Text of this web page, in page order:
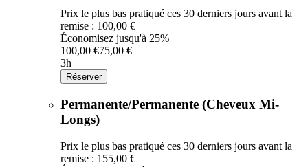
Prix le plus bas pratiqué ces 30 derniers jours avant la
remise : 100,00 €
Économisez jusqu'à 25%
100,00 €75,00 €
3h
Réserver
Permanente/Permanente (Cheveux Mi-
Longs)
Prix le plus bas pratiqué ces 30 derniers jours avant la
remise : 155,00 €